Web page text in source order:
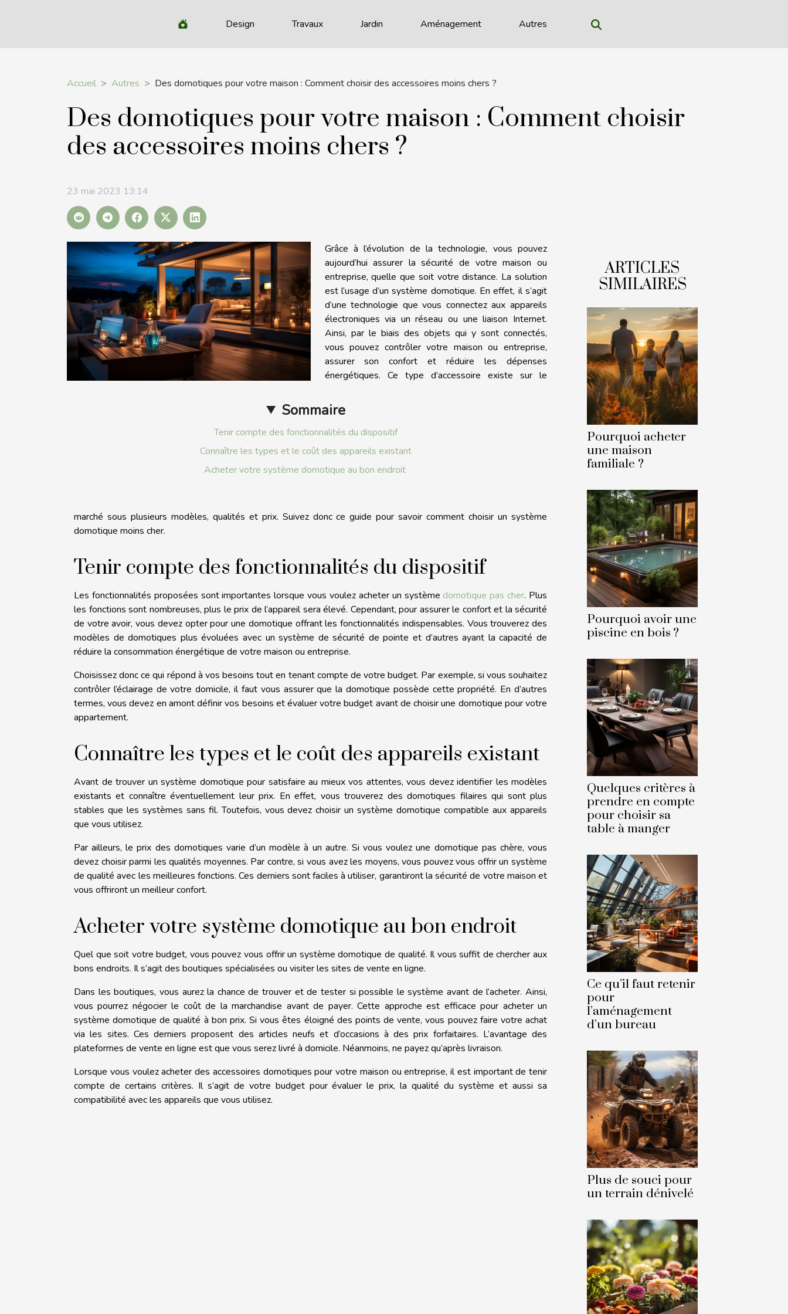
Design Travaux Jardin Aménagement Autres
Accueil Autres Des domotiques pour votre maison : Comment choisir des accessoires moins chers ?
Des domotiques pour votre maison : Comment choisir
des accessoires moins chers ?
23 mai 2023 13:14
Sommaire
Tenir compte des fonctionnalités du dispositif
Connaître les types et le coût des appareils existant
Acheter votre système domotique au bon endroit
Grâce à l’évolution de la technologie, vous pouvez
aujourd’hui assurer la sécurité de votre maison ou
entreprise, quelle que soit votre distance. La solution
est l’usage d’un système domotique. En effet, il s’agit
d’une technologie que vous connectez aux appareils
électroniques via un réseau ou une liaison Internet.
Ainsi, par le biais des objets qui y sont connectés,
vous pouvez contrôler votre maison ou entreprise,
assurer son confort et réduire les dépenses
énergétiques. Ce type d’accessoire existe sur le
marché sous plusieurs modèles, qualités et prix. Suivez donc ce guide pour savoir comment choisir un système
domotique moins cher.
Tenir compte des fonctionnalités du dispositif
Les fonctionnalités proposées sont importantes lorsque vous voulez acheter un système domotique pas cher. Plus
les fonctions sont nombreuses, plus le prix de l’appareil sera élevé. Cependant, pour assurer le confort et la sécurité
de votre avoir, vous devez opter pour une domotique offrant les fonctionnalités indispensables. Vous trouverez des
modèles de domotiques plus évoluées avec un système de sécurité de pointe et d’autres ayant la capacité de
réduire la consommation énergétique de votre maison ou entreprise.
Choisissez donc ce qui répond à vos besoins tout en tenant compte de votre budget. Par exemple, si vous souhaitez
contrôler l’éclairage de votre domicile, il faut vous assurer que la domotique possède cette propriété. En d’autres
termes, vous devez en amont définir vos besoins et évaluer votre budget avant de choisir une domotique pour votre
appartement.
Connaître les types et le coût des appareils existant
Avant de trouver un système domotique pour satisfaire au mieux vos attentes, vous devez identifier les modèles
existants et connaître éventuellement leur prix. En effet, vous trouverez des domotiques filaires qui sont plus
stables que les systèmes sans fil. Toutefois, vous devez choisir un système domotique compatible aux appareils
que vous utilisez.
Par ailleurs, le prix des domotiques varie d’un modèle à un autre. Si vous voulez une domotique pas chère, vous
devez choisir parmi les qualités moyennes. Par contre, si vous avez les moyens, vous pouvez vous offrir un système
de qualité avec les meilleures fonctions. Ces derniers sont faciles à utiliser, garantiront la sécurité de votre maison et
vous offriront un meilleur confort.
Acheter votre système domotique au bon endroit
Quel que soit votre budget, vous pouvez vous offrir un système domotique de qualité. Il vous suffit de chercher aux
bons endroits. Il s’agit des boutiques spécialisées ou visiter les sites de vente en ligne.
Dans les boutiques, vous aurez la chance de trouver et de tester si possible le système avant de l’acheter. Ainsi,
vous pourrez négocier le coût de la marchandise avant de payer. Cette approche est efficace pour acheter un
système domotique de qualité à bon prix. Si vous êtes éloigné des points de vente, vous pouvez faire votre achat
via les sites. Ces derniers proposent des articles neufs et d’occasions à des prix forfaitaires. L’avantage des
plateformes de vente en ligne est que vous serez livré à domicile. Néanmoins, ne payez qu’après livraison.
Lorsque vous voulez acheter des accessoires domotiques pour votre maison ou entreprise, il est important de tenir
compte de certains critères. Il s’agit de votre budget pour évaluer le prix, la qualité du système et aussi sa
compatibilité avec les appareils que vous utilisez.
ARTICLES
SIMILAIRES
Pourquoi acheter
une maison
familiale ?
Pourquoi avoir une
piscine en bois ?
Quelques critères à
prendre en compte
pour choisir sa
table à manger
Ce qu’il faut retenir
pour
l’aménagement
d’un bureau
Plus de souci pour
un terrain dénivelé